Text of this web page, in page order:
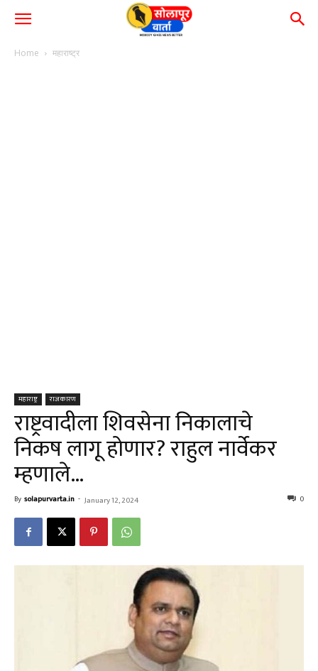
Home महाराष्ट्र
महाराष्ट्र राजकारण
राष्ट्रवादीला शिवसेना निकालाचे
निकष लागू होणार? राहुल नार्वेकर
म्हणाले…
By solapurvarta.in - January 12, 2024 0